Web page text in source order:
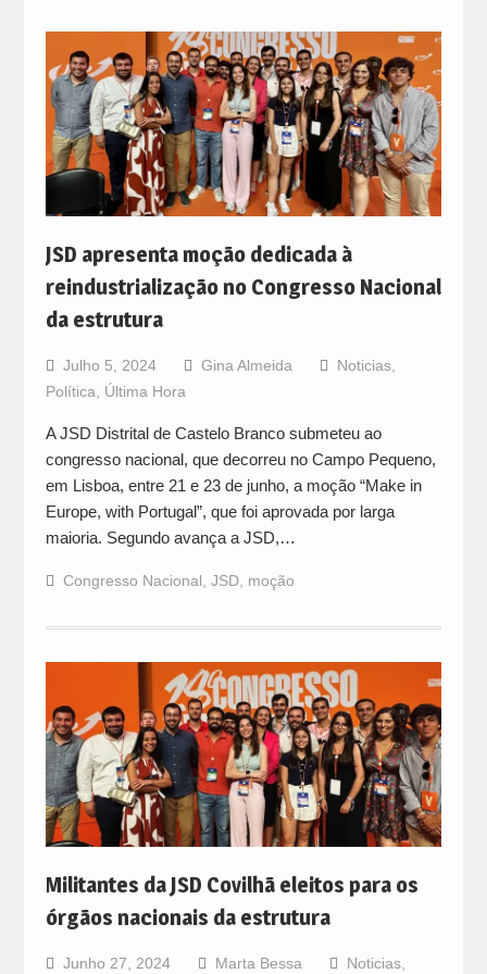
JSD apresenta moção dedicada à
reindustrialização no Congresso Nacional
da estrutura
Julho 5, 2024 Gina Almeida Noticias,
Política
Última Hora
A JSD Distrital de Castelo Branco submeteu ao
congresso nacional, que decorreu no Campo Pequeno,
em Lisboa, entre 21 e 23 de junho, a moção “Make in
Europe, with Portugal”, que foi aprovada por larga
maioria. Segundo avança a JSD,…
Congresso Nacional JSD, moção
Militantes da JSD Covilhã eleitos para os
órgãos nacionais da estrutura
Junho 27, 2024 Marta Bessa Noticias,